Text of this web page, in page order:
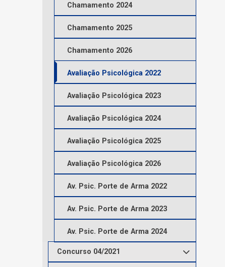
Chamamento 2024
Chamamento 2025
Chamamento 2026
Avaliação Psicológica 2022
Avaliação Psicológica 2023
Avaliação Psicológica 2024
Avaliação Psicológica 2025
Avaliação Psicológica 2026
Av. Psic. Porte de Arma 2022
Av. Psic. Porte de Arma 2023
Av. Psic. Porte de Arma 2024
Concurso 04/2021